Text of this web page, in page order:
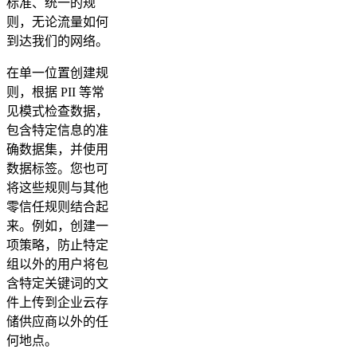
标准、统一的规
则，无论流量如何
到达我们的网络。
在单一位置创建规
则，根据 PII 等常
见模式检查数据，
包含特定信息的准
确数据集，并使用
数据标签。您也可
将这些规则与其他
零信任规则结合起
来。例如，创建一
项策略，防止特定
组以外的用户将包
含特定关键词的文
件上传到企业云存
储供应商以外的任
何地点。